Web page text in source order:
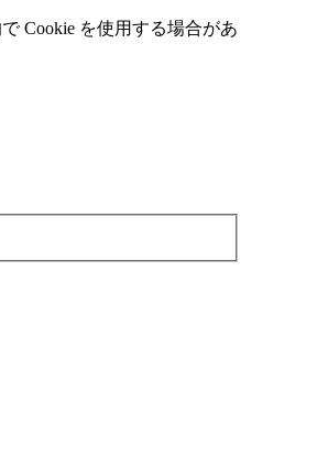
Cookie を使⽤する場合があ